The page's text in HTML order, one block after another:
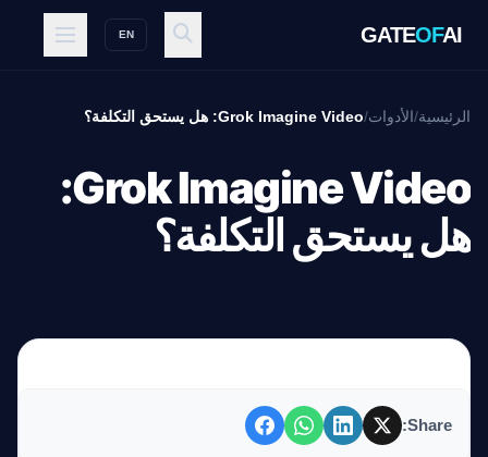
GATEOFAI
EN
الرئيسية/ الأدوات/Grok Imagine Video: هل يستحق التكلفة؟
Grok Imagine Video:
هل يستحق التكلفة؟
Share: